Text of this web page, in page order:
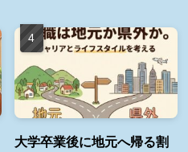
大学卒業後に地元へ帰る割